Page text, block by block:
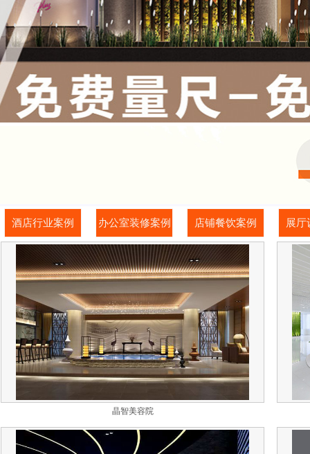
晶智美容院
酒店行业案例 办公室装修案例 店铺餐饮案例 展厅